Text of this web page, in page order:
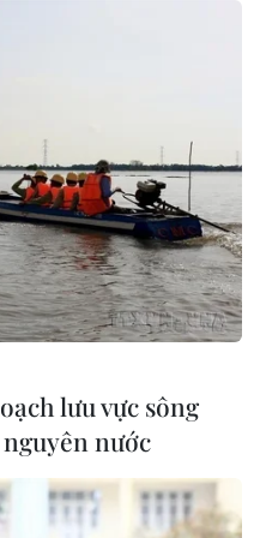
giữa
vào hạ
bị tấn
về
lưu vực sông
nước